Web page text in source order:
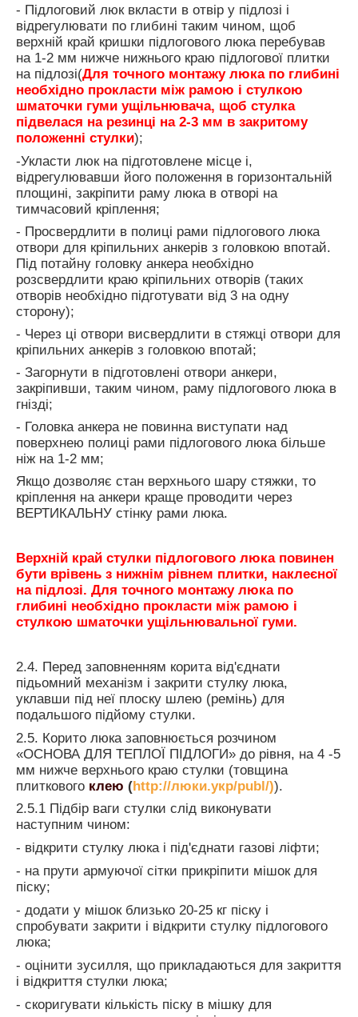
- Підлоговий люк вкласти в отвір у підлозі і
відрегулювати по глибині таким чином, щоб
верхній край кришки підлогового люка перебував
на 1-2 мм нижче нижнього краю підлогової плитки
на підлозі(Для точного монтажу люка по глибині
необхідно прокласти між рамою і стулкою
шматочки гуми ущільнювача, щоб стулка
підвелася на резинці на 2-3 мм в закритому
положенні стулки);
-Укласти люк на підготовлене місце і,
відрегулювавши його положення в горизонтальній
площині, закріпити раму люка в отворі на
тимчасовий кріплення;
- Просвердлити в полиці рами підлогового люка
отвори для кріпильних анкерів з головкою впотай.
Під потайну головку анкера необхідно
розсвердлити краю кріпильних отворів (таких
отворів необхідно підготувати від 3 на одну
сторону);
- Через ці отвори висвердлити в стяжці отвори для
кріпильних анкерів з головкою впотай;
- Загорнути в підготовлені отвори анкери,
закріпивши, таким чином, раму підлогового люка в
гнізді;
- Головка анкера не повинна виступати над
поверхнею полиці рами підлогового люка більше
ніж на 1-2 мм;
Якщо дозволяє стан верхнього шару стяжки, то
кріплення на анкери краще проводити через
ВЕРТИКАЛЬНУ стінку рами люка.
Верхній край стулки підлогового люка повинен
бути врівень з нижнім рівнем плитки, наклеєної
на підлозі. Для точного монтажу люка по
глибині необхідно прокласти між рамою і
стулкою шматочки ущільнювальної гуми.
2.4. Перед заповненням корита від'єднати
підьомний механізм і закрити стулку люка,
уклавши під неї плоску шлею (ремінь) для
подальшого підйому стулки.
2.5. Корито люка заповнюється розчином
«ОСНОВА ДЛЯ ТЕПЛОЇ ПІДЛОГИ» до рівня, на 4 -5
мм нижче верхнього краю стулки (товщина
плиткового клею (http://люки.укр/publ/)).
2.5.1 Підбір ваги стулки слід виконувати
наступним чином:
- відкрити стулку люка і під'єднати газові ліфти;
- на прути армуючої сітки прикріпити мішок для
піску;
- додати у мішок близько 20-25 кг піску і
спробувати закрити і відкрити стулку підлогового
люка;
- оцінити зусилля, що прикладаються для закриття
і відкриття стулки люка;
- скоригувати кількість піску в мішку для